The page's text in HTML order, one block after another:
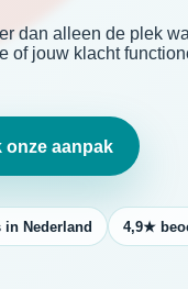
dan alleen de plek
of jouw klacht
onze aanpak
in Nederland 4,9★